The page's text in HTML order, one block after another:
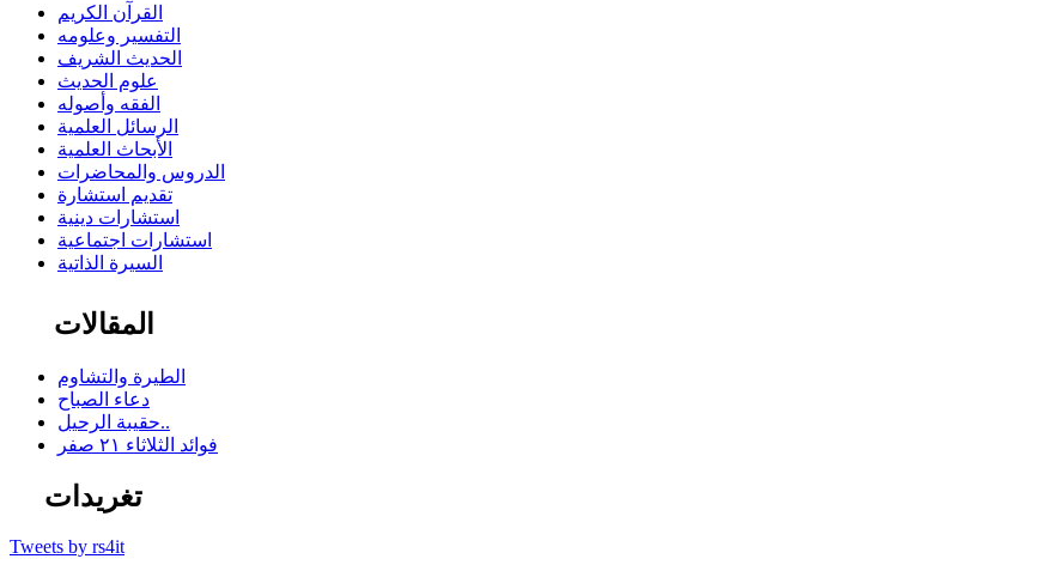
القرآن الكريم
التفسير وعلومه
الحديث الشريف
علوم الحديث
الفقه وأصوله
الرسائل العلمية
الأبحاث العلمية
الدروس والمحاضرات
تقديم استشارة
استشارات دينية
استشارات اجتماعية
السيرة الذاتية
المقالات
الطيرة والتشاوم
دعاء الصباح
حقيبة الرحيل..
فوائد الثلاثاء ٢١ صفر
تغريدات
Tweets by rs4it